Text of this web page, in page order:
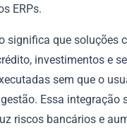
ERPs.
significa que soluções
investimentos e
sem que o
Essa integração
riscos bancários e